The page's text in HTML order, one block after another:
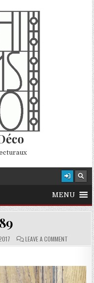
MENU
COMMENTS:
LEAVE A COMMENTON